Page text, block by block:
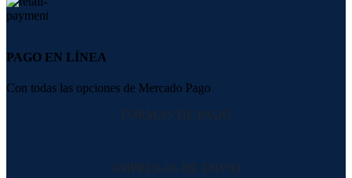
PAGO EN LÍNEA
Con todas las opciones de Mercado Pago
FORMAS DE PAGO
EMPRESAS DE ENVIO